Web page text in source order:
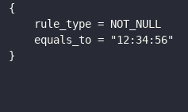
{
rule_type = NOT_NULL
equals_to = "12:34:56"
}